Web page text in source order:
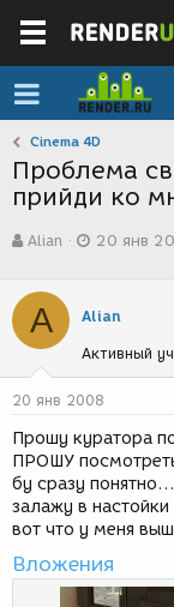
Cinema 4D
Проблема
прийди ко
в
о
р
т
е
м
ы
Alian
а
с
з
д
а
и
я
20 янв
A Alian
Активный
20 янв 2008
Прошу куратора
ПРОШУ
бу сразу
залажу в
вот что у меня
Вложения